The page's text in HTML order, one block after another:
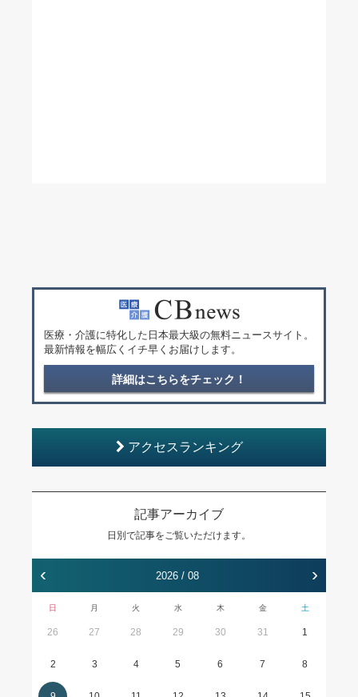
医療・介護に特化した日本最大級の無料ニュースサイト。
最新情報を幅広くイチ早くお届けします。
詳細はこちらをチェック！
アクセスランキング
記事アーカイブ
日別で記事をご覧いただけます。
‹ 2026 / 08 ›
日 月 火 水 木 金 土
26 27 28 29 30 31 1
2 3 4 5 6 7 8